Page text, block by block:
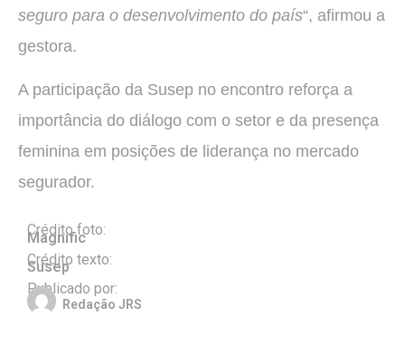
seguro para o desenvolvimento do país“, afirmou a
gestora.
A participação da Susep no encontro reforça a
importância do diálogo com o setor e da presença
feminina em posições de liderança no mercado
segurador.
Crédito foto:
Magnific
Crédito texto:
Susep
Publicado por:
Redação JRS